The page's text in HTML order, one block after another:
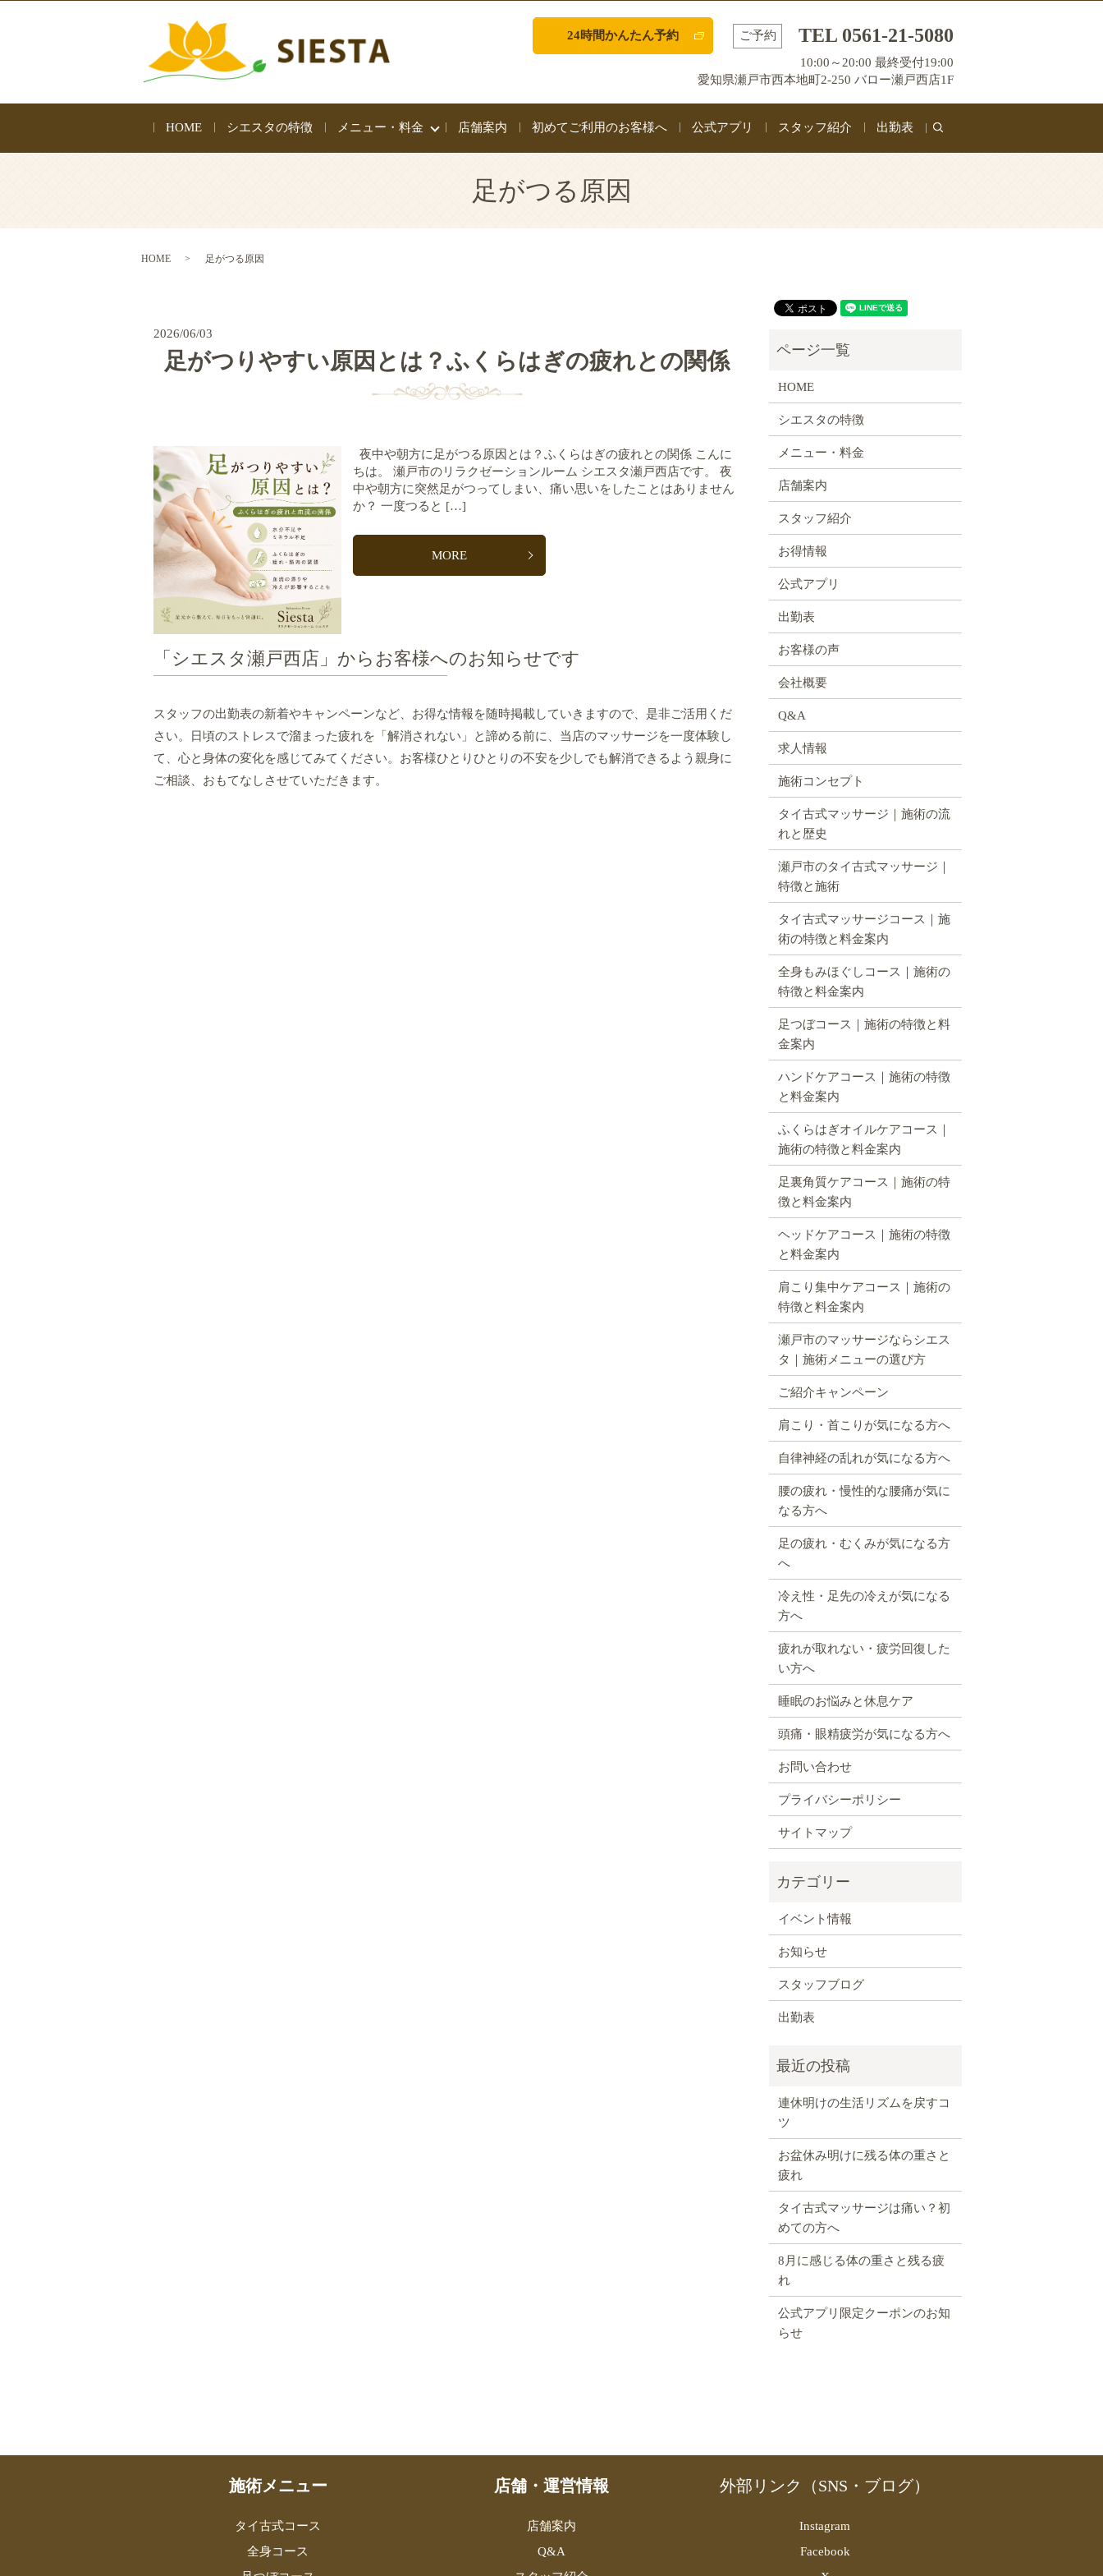
24時間かんたん予約 ご予約 TEL 0561-21-5080
10:00～20:00 最終受付19:00
愛知県瀬戸市西本地町2-250 バロー瀬戸西店1F
HOME シエスタの特徴 メニュー・料金 店舗案内 初めてご利用のお客様へ 公式アプリ スタッフ紹介 出勤表
search
足がつる原因
HOME 足がつる原因
2026/06/03
足がつりやすい原因とは？ふくらはぎの疲れとの関係
夜中や朝方に足がつる原因とは？ふくらはぎの疲れとの関係 こんに
ちは。 瀬戸市のリラクゼーションルーム シエスタ瀬戸西店です。 夜
中や朝方に突然足がつってしまい、痛い思いをしたことはありません
か？ 一度つると […]
MORE
「シエスタ瀬戸西店」からお客様へのお知らせです
スタッフの出勤表の新着やキャンペーンなど、お得な情報を随時掲載していきますので、是非ご活用くだ
さい。日頃のストレスで溜まった疲れを「解消されない」と諦める前に、当店のマッサージを一度体験し
て、心と身体の変化を感じてみてください。お客様ひとりひとりの不安を少しでも解消できるよう親身に
ご相談、おもてなしさせていただきます。
HOME
シエスタの特徴
メニュー・料金
店舗案内
スタッフ紹介
お得情報
公式アプリ
出勤表
お客様の声
会社概要
Q&A
求人情報
施術コンセプト
タイ古式マッサージ｜施術の流
れと歴史
瀬戸市のタイ古式マッサージ｜
特徴と施術
タイ古式マッサージコース｜施
術の特徴と料金案内
全身もみほぐしコース｜施術の
特徴と料金案内
足つぼコース｜施術の特徴と料
金案内
ハンドケアコース｜施術の特徴
と料金案内
ふくらはぎオイルケアコース｜
施術の特徴と料金案内
足裏角質ケアコース｜施術の特
徴と料金案内
ヘッドケアコース｜施術の特徴
と料金案内
肩こり集中ケアコース｜施術の
特徴と料金案内
瀬戸市のマッサージならシエス
タ｜施術メニューの選び方
ご紹介キャンペーン
肩こり・首こりが気になる方へ
自律神経の乱れが気になる方へ
腰の疲れ・慢性的な腰痛が気に
なる方へ
足の疲れ・むくみが気になる方
へ
冷え性・足先の冷えが気になる
方へ
疲れが取れない・疲労回復した
い方へ
睡眠のお悩みと休息ケア
頭痛・眼精疲労が気になる方へ
お問い合わせ
プライバシーポリシー
サイトマップ
イベント情報
お知らせ
スタッフブログ
出勤表
連休明けの生活リズムを戻すコ
ツ
お盆休み明けに残る体の重さと
疲れ
タイ古式マッサージは痛い？初
めての方へ
8月に感じる体の重さと残る疲
れ
公式アプリ限定クーポンのお知
らせ
施術メニュー
タイ古式コース
全身コース
店舗・運営情報
店舗案内
Q&A
外部リンク（SNS・ブログ）
Instagram
Facebook